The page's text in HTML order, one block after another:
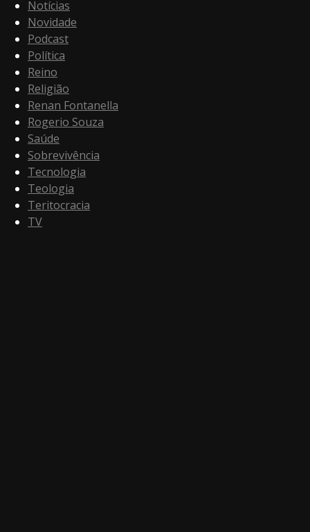
Notícias
Novidade
Podcast
Política
Reino
Religião
Renan Fontanella
Rogerio Souza
Saúde
Sobrevivência
Tecnologia
Teologia
Teritocracia
TV